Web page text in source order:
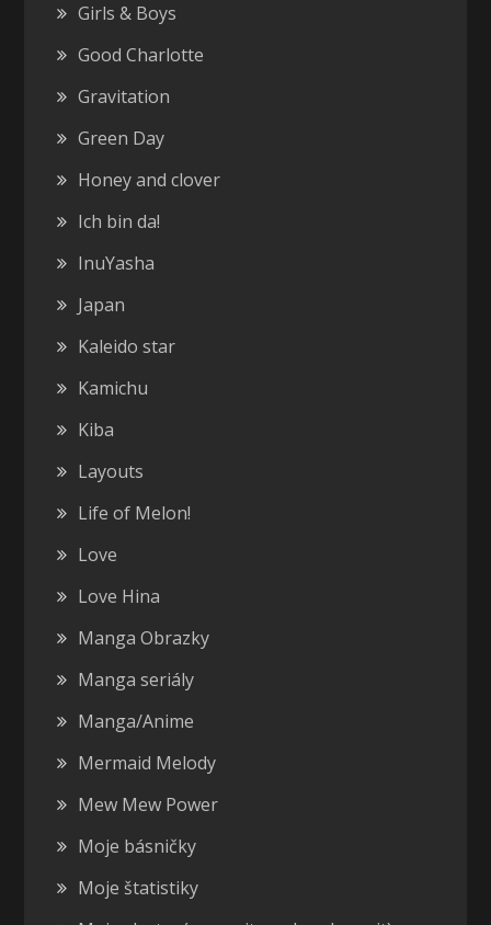
Girls & Boys
Good Charlotte
Gravitation
Green Day
Honey and clover
Ich bin da!
InuYasha
Japan
Kaleido star
Kamichu
Kiba
Layouts
Life of Melon!
Love
Love Hina
Manga Obrazky
Manga seriály
Manga/Anime
Mermaid Melody
Mew Mew Power
Moje básničky
Moje štatistiky